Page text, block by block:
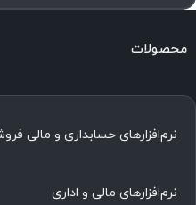
محصولات
نرم‌افزارهای حسابداری و مالی
نرم‌افزارهای مالی و اداری